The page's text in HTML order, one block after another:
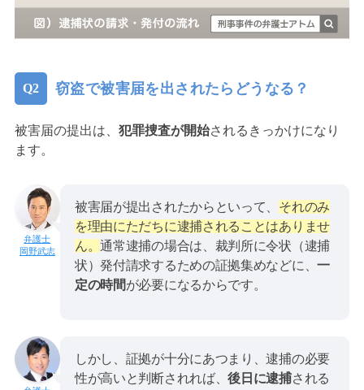
窃盗で被害届を出されたらどうなる？
被害届の提出は、 犯罪捜査が開始されるきっかけになり
ます。
岡野武志
被害届が提出されたからといって、 それのみ
を理由にただちに逮捕されることはありませ
ん。通常逮捕の場合は、裁判所に令状（逮捕
状）発付請求するための証拠集めなどに、一
定の時間が必要になるからです。
しかし、証拠が十分にあつまり、逮捕の必要
性が高いと判断されれば、後日に逮捕される